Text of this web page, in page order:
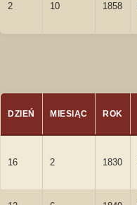
2 10 1858
DZIEŃ MIESIĄC ROK
16 2 1830